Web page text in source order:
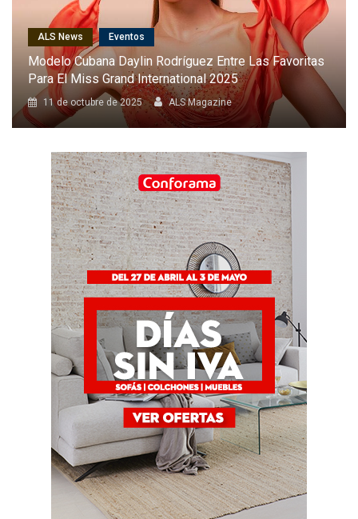
ALS News Cantantes
Karol G Será La Primera Latina En Cantar En El Desfile
Anual De Victoria’s Secret
8 de octubre de 2025 ALS Magazine